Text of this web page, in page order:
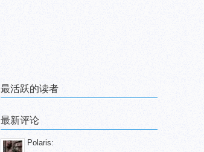
最活跃的读者
最新评论
Polaris: